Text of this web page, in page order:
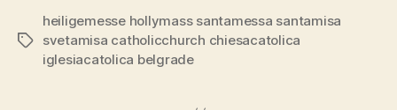
Oznake
heiligemesse hollymass santamessa santamisa
svetamisa catholicchurch chiesacatolica
iglesiacatolica belgrade